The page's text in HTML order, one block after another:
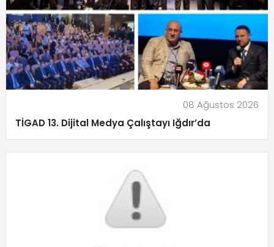
08 Ağustos 2026
TİGAD 13. Dijital Medya Çalıştayı Iğdır’da